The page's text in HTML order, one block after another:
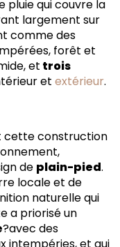
pluie qui couvre la
largement sur
comme des
forêt et
et trois
et extérieur.
cette construction
de plain-pied.
locale et de
naturelle qui
a priorisé un
?avec des